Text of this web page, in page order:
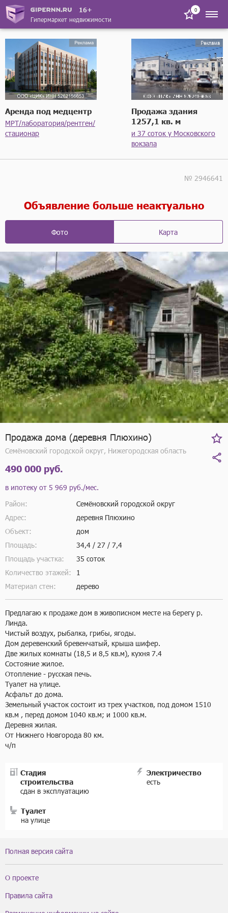
16+
Гипермаркет недвижимости
0
Аренда под медцентр
МРТ/лаборатория/рентген/
стационар
Продажа здания
1257,1 кв. м
и 37 соток у Московского
вокзала
№ 2946641
Объявление больше неактуально
Фото Карта
Продажа дома (деревня Плюхино)
Семёновский городской округ, Нижегородская область
490 000 руб.
в ипотеку от 5 969 руб./мес.
Район:
Семёновский городской округ
Адрес:
деревня Плюхино
Объект:
дом
Площадь:
34,4 / 27 / 7,4
Площадь участка:
35 соток
Количество этажей:
1
Материал стен:
дерево
Предлагаю к продаже дом в живописном месте на берегу р.
Линда.
Чистый воздух, рыбалка, грибы, ягоды.
Дом деревенский бревенчатый, крыша шифер.
Две жилых комнаты (18,5 и 8,5 кв.м), кухня 7.4
Состояние жилое.
Отопление - русская печь.
Туалет на улице.
Асфальт до дома.
Земельный участок состоит из трех участков, под домом 1510
кв.м , перед домом 1040 кв.м; и 1000 кв.м.
Деревня жилая.
От Нижнего Новгорода 80 км.
ч/п
Стадия
строительства
сдан в эксплуатацию
Электричество
есть
Туалет
на улице
Полная версия сайта
О проекте
Правила сайта